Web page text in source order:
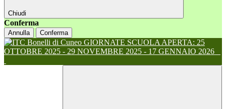
Chiudi
Conferma
Annulla Conferma
GIORNATE SCUOLA APERTA: 25
OTTOBRE 2025 - 29 NOVEMBRE 2025 - 17 GENNAIO 2026